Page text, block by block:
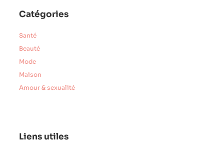
Catégories
Santé
Beauté
Mode
Maison
Amour & sexualité
Liens utiles